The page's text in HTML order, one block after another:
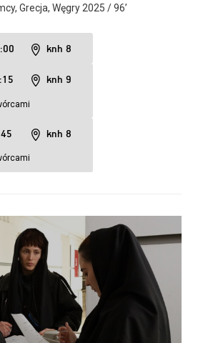
Grecja, Węgry 2025 / 96’
knh 8
knh 9
knh 8